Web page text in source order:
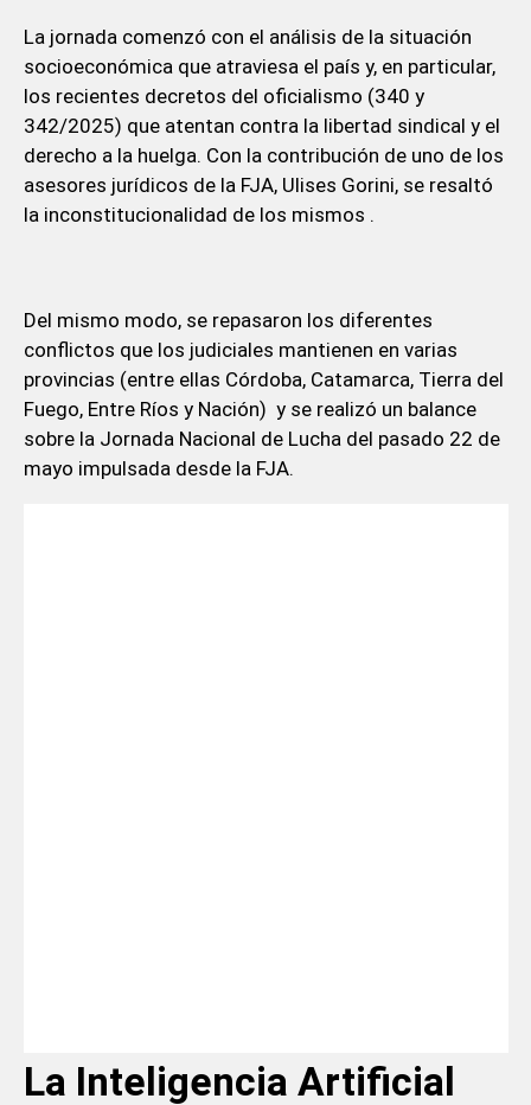
La jornada comenzó con el análisis de la situación
socioeconómica que atraviesa el país y, en particular,
los recientes decretos del oficialismo (340 y
342/2025) que atentan contra la libertad sindical y el
derecho a la huelga. Con la contribución de uno de los
asesores jurídicos de la FJA, Ulises Gorini, se resaltó
la inconstitucionalidad de los mismos .
Del mismo modo, se repasaron los diferentes
conflictos que los judiciales mantienen en varias
provincias (entre ellas Córdoba, Catamarca, Tierra del
Fuego, Entre Ríos y Nación) y se realizó un balance
sobre la Jornada Nacional de Lucha del pasado 22 de
mayo impulsada desde la FJA.
La Inteligencia Artificial